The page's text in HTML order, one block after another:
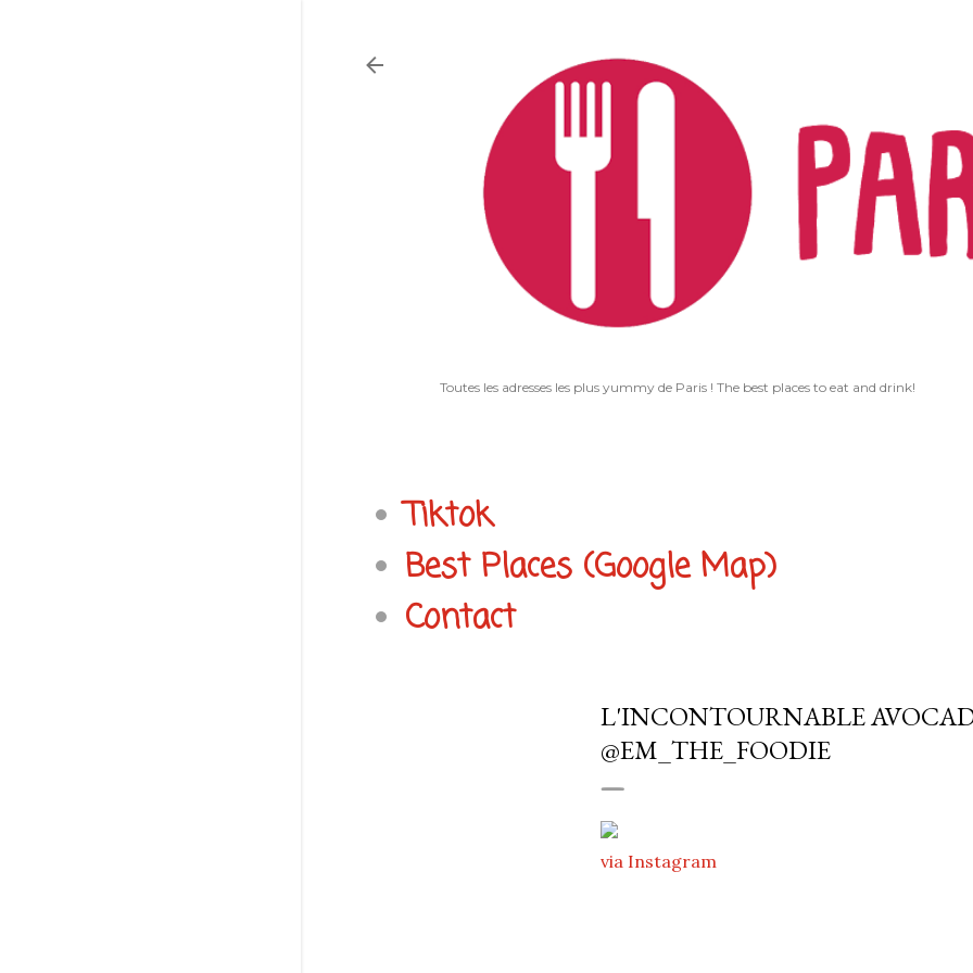
Toutes les adresses les plus yummy de Paris ! The best places to eat and drink!
Tiktok
Best Places (Google Map)
Contact
L'INCONTOURNABLE
@EM_THE_FOODIE
via Instagram